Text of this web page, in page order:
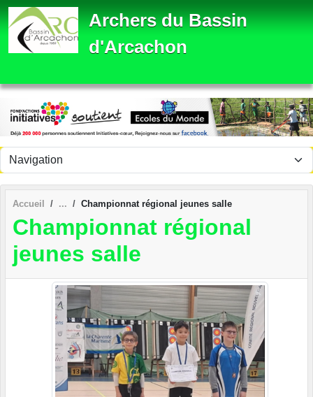
Archers du Bassin
d'Arcachon
Accueil Championnat régional jeunes salle
Championnat régional
jeunes salle
Panneau de gestion des cookies